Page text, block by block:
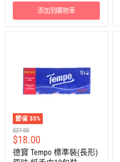
添加到購物車
節省 33%
建
議
零
售
$27.00
售
價
$18.00
德寶 Tempo 標準裝(長形)